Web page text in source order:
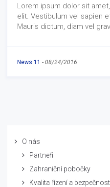
Lorem ipsum dolor sit
elit. Vestibulum vel sapien
Mauris dictum, diam vel
News 11 - 08/24/2016
O nás
Partneři
Zahraniční pobočky
Kvalita řízení a